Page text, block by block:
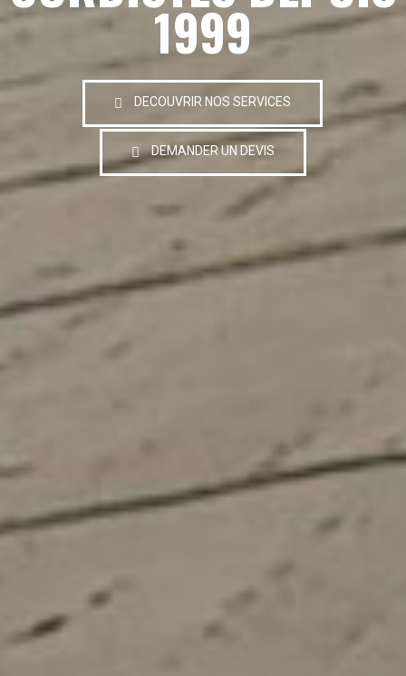
1999
DECOUVRIR NOS SERVICES
DEMANDER UN DEVIS